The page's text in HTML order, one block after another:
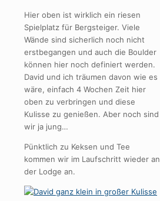
Hier oben ist wirklich ein riesen
Spielplatz für Bergsteiger. Viele
Wände sind sicherlich noch nicht
erstbegangen und auch die Boulder
können hier noch definiert werden.
David und ich träumen davon wie es
wäre, einfach 4 Wochen Zeit hier
oben zu verbringen und diese
Kulisse zu genießen. Aber noch sind
wir ja jung…
Pünktlich zu Keksen und Tee
kommen wir im Laufschritt wieder an
der Lodge an.